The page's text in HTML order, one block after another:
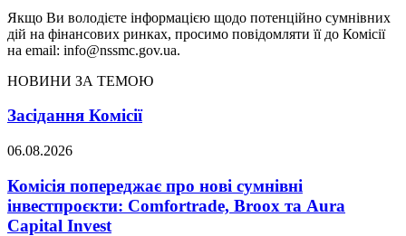
Якщо Ви володієте інформацією щодо потенційно сумнівних
дій на фінансових ринках, просимо повідомляти її до Комісії
на еmail: info@nssmc.gov.ua.
НОВИНИ ЗА ТЕМОЮ
Засідання Комісії
06.08.2026
Комісія попереджає про нові сумнівні
інвестпроєкти: Comfortrade, Broox та Aura
Capital Invest